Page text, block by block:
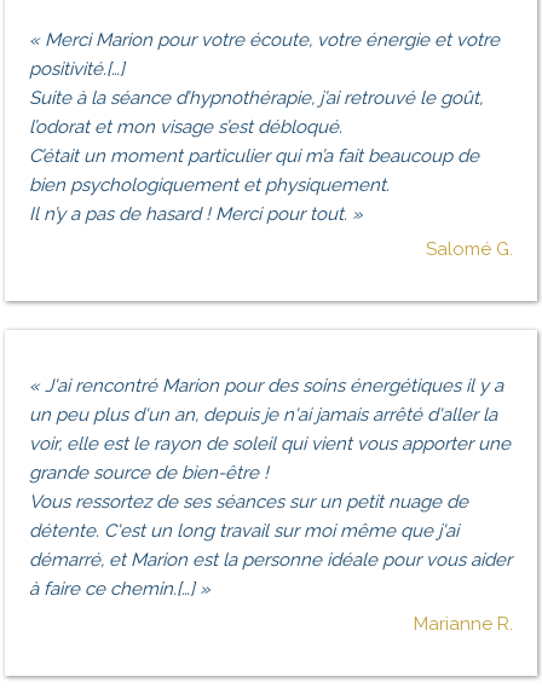
« Merci Marion pour votre écoute, votre énergie et votre
positivité.[…]
Suite à la séance d’hypnothérapie, j’ai retrouvé le goût,
l’odorat et mon visage s’est débloqué.
C’était un moment particulier qui m’a fait beaucoup de
bien psychologiquement et physiquement.
Il n’y a pas de hasard ! Merci pour tout. »
Salomé G.
«J'ai rencontré Marion pour des soins énergétiques il y a
un peu plus d'un an, depuis je n'ai jamais arrêté d'aller la
voir, elle est le rayon de soleil qui vient vous apporter une
grande source de bien-être !
Vous ressortez de ses séances sur un petit nuage de
détente. C'est un long travail sur moi même que j'ai
démarré, et Marion est la personne idéale pour vous aider
à faire ce chemin.[…] »
Marianne R.